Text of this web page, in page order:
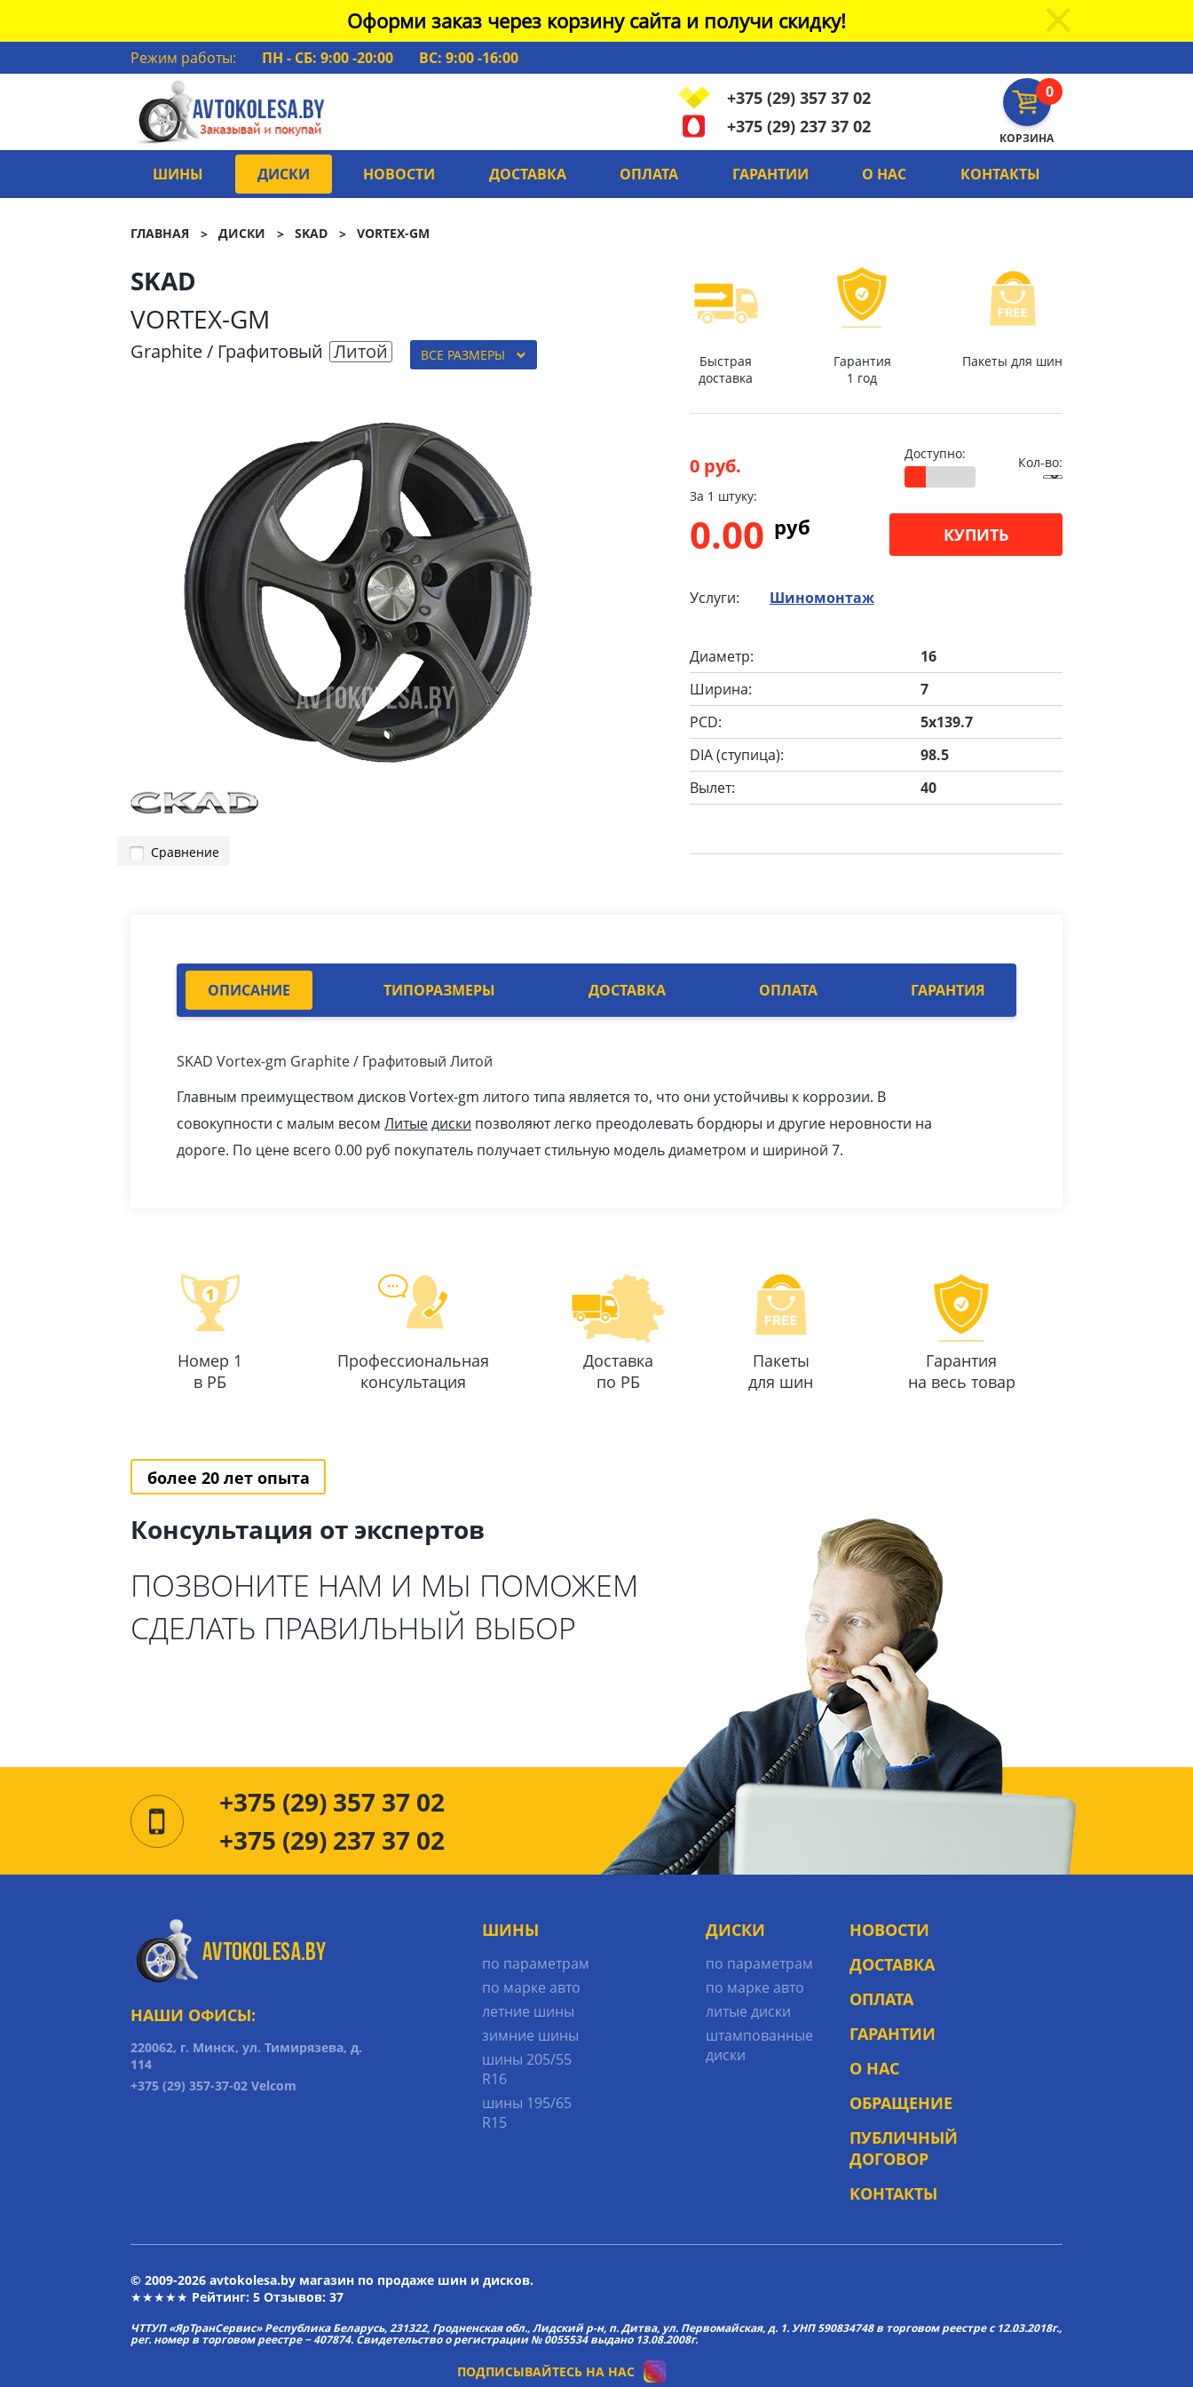
Оформи заказ через корзину сайта и получи скидку!
Режим работы: ПН - СБ: 9:00 -20:00
ВС: 9:00 -16:00
0
КОРЗИНА
+375 (29) 357 37 02
+375 (29) 237 37 02
ШИНЫ ДИСКИ НОВОСТИ ДОСТАВКА ОПЛАТА ГАРАНТИИ О НАС КОНТАКТЫ
ГЛАВНАЯ ДИСКИ SKAD VORTEX-GM
SKAD
VORTEX-GM
Graphite / Графитовый Литой ВСЕ РАЗМЕРЫ
Сравнение
Быстрая
доставка
Гарантия
1 год
Пакеты для шин
0 руб.
Доступно:
Кол-во:
За 1 штуку:
0.00 pуб КУПИТЬ
Услуги: Шиномонтаж
Диаметр:
16
Ширина:
7
PCD:
5x139.7
DIA (ступица):
98.5
Вылет:
40
ОПИСАНИЕ ТИПОРАЗМЕРЫ ДОСТАВКА ОПЛАТА ГАРАНТИЯ
SKAD Vortex-gm Graphite / Графитовый Литой
Главным преимуществом дисков Vortex-gm литого типа является то, что они устойчивы к коррозии. В
совокупности с малым весом Литыедиски позволяют легко преодолевать бордюры и другие неровности на
дороге. По цене всего 0.00 pуб покупатель получает стильную модель диаметром и шириной 7.
Номер 1
в РБ
Профессиональная
консультация
Доставка
по РБ
Пакеты
для шин
Гарантия
на весь товар
более 20 лет опыта
Консультация от экспертов
ПОЗВОНИТЕ НАМ И МЫ ПОМОЖЕМ
СДЕЛАТЬ ПРАВИЛЬНЫЙ ВЫБОР
+375 (29) 357 37 02
+375 (29) 237 37 02
НАШИ ОФИСЫ:
220062, г. Минск, ул. Тимирязева, д.
114
+375 (29) 357-37-02 Velcom
ШИНЫ
по параметрам
по марке авто
летние шины
зимние шины
шины 205/55
R16
шины 195/65
R15
ДИСКИ
по параметрам
по марке авто
литые диски
штампованные
диски
НОВОСТИ
ДОСТАВКА
ОПЛАТА
ГАРАНТИИ
О НАС
ОБРАЩЕНИЕ
ПУБЛИЧНЫЙ
ДОГОВОР
КОНТАКТЫ
© 2009-2026 avtokolesa.by магазин по продаже шин и дисков.
★★★★★ Рейтинг: 5 Отзывов: 37
ЧТТУП «ЯрТранСервис» Республика Беларусь, 231322, Гродненская обл., Лидский р-н, п. Дитва, ул. Первомайская, д. 1. УНП 590834748 в торговом реестре с 12.03.2018г.,
рег. номер в торговом реестре − 407874. Свидетельство о регистрации № 0055534 выдано 13.08.2008г.
ПОДПИСЫВАЙТЕСЬ НА НАС